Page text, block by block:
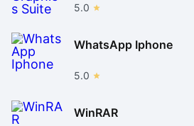
5.0
WhatsApp Iphone
5.0
WinRAR